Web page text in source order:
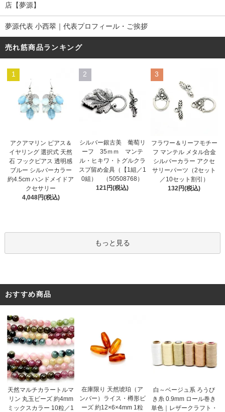
店【夢源】
夢源代表 小西翠｜代表プロフィール・ご挨拶
売れ筋商品ランキング
1
アクアマリン ピアス＆
イヤリング 選択式 天然
石 フックピアス 透明感
ブルー シルバーカラー
約4.5cm ハンドメイドア
クセサリー
4,048円(税込)
2
シルバー銀古美 葡萄リ
ーフ 35ｍｍ マンテ
ル・ヒキワ・トグルクラ
スプ留め金具（【1組／1
0組） （50508768）
121円(税込)
3
フラワー＆リーフモチー
フ マンテル メタル合金
シルバーカラー アクセ
サリーパーツ（2セット
／10セット割引）
132円(税込)
もっと見る
おすすめ商品
天然マルチカラートルマ
リン 丸玉ビーズ 約4mm
ミックスカラー 10粒／1
在庫限り 天然琥珀（ア
ンバー）ライス・樽形ビ
ーズ 約12×6×4mm 1粒
白～ベージュ系 ろうび
き糸 0.9mm ロール巻き
単色｜レザークラフト・